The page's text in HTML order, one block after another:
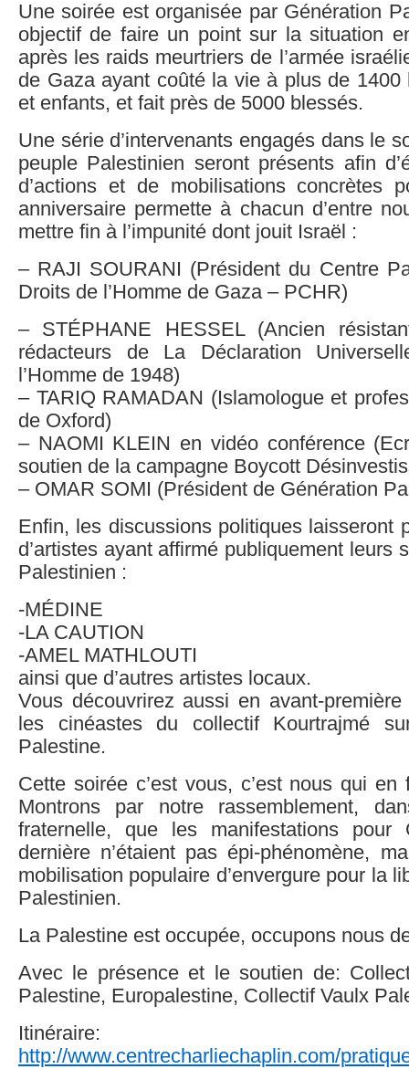
Une soirée est organisée par Génération
objectif de faire un point sur la situation
après les raids meurtriers de l’armée
de Gaza ayant coûté la vie à plus de 1400
et enfants, et fait près de 5000 blessés.
Une série d’intervenants engagés dans le
peuple Palestinien seront présents afin
d’actions et de mobilisations concrètes
anniversaire permette à chacun d’entre
mettre fin à l’impunité dont jouit Israël :
– RAJI SOURANI (Président du Centre
Droits de l’Homme de Gaza – PCHR)
– STÉPHANE HESSEL (Ancien
rédacteurs de La Déclaration
l’Homme de 1948)
– TARIQ RAMADAN (Islamologue et
de Oxford)
– NAOMI KLEIN en vidéo conférence
soutien de la campagne Boycott
– OMAR SOMI (Président de Génération
Enfin, les discussions politiques laisseront
d’artistes ayant affirmé publiquement leurs
Palestinien :
-MÉDINE
-LA CAUTION
-AMEL MATHLOUTI
ainsi que d’autres artistes locaux.
Vous découvrirez aussi en avant-
les cinéastes du collectif Kourtrajmé
Palestine.
Cette soirée c’est vous, c’est nous qui en
Montrons par notre rassemblement,
fraternelle, que les manifestations pour
dernière n’étaient pas épi-phénomène,
mobilisation populaire d’envergure pour la
Palestinien.
La Palestine est occupée, occupons nous
Avec le présence et le soutien de:
Palestine, Europalestine, Collectif Vaulx
Itinéraire:
http://www.centrecharliechaplin.com/